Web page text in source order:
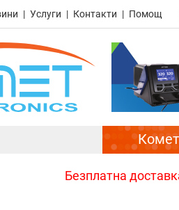
Услуги Контакти Помощ
Комет
Безплатна